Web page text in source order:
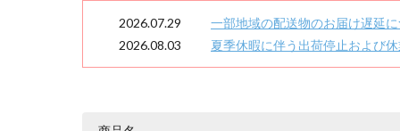
2026.07.29
一部地域の配送物のお届け遅延
2026.08.03
夏季休暇に伴う出荷停止および